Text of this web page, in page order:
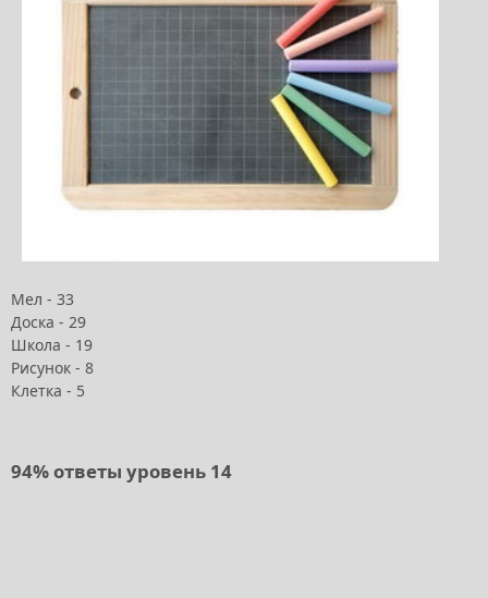
Мел - 33
Доска - 29
Школа - 19
Рисунок - 8
Клетка - 5
94% ответы уровень 14